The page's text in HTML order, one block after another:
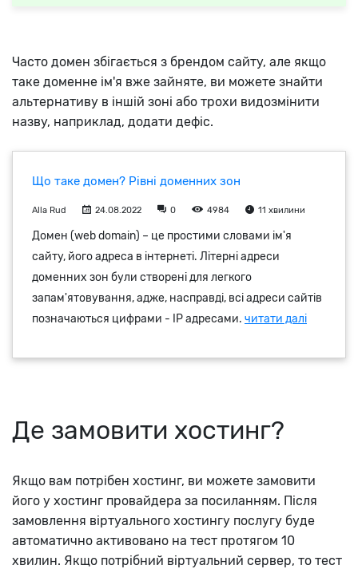
Часто домен збігається з брендом сайту, але якщо
таке доменне ім'я вже зайняте, ви можете знайти
альтернативу в іншій зоні або трохи видозмінити
назву, наприклад, додати дефіс.
Де замовити хостинг?
Якщо вам потрібен хостинг, ви можете замовити
його у хостинг провайдера за посиланням. Після
замовлення віртуального хостингу послугу буде
автоматично активовано на тест протягом 10
хвилин. Якщо потрібний віртуальний сервер, то тест